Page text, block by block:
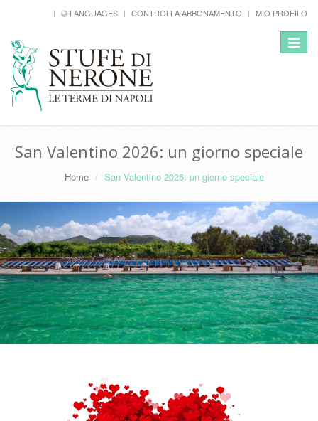
LANGUAGES CONTROLLA ABBONAMENTO MIO PROFILO
Toggle
San Valentino 2026: un giorno speciale
Home San Valentino 2026: un giorno speciale